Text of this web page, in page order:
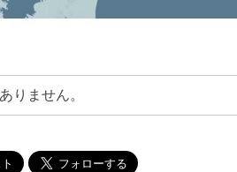
りません。